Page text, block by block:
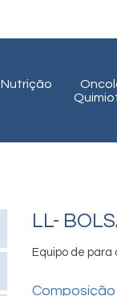
Nutrição
LL-
Equipo de